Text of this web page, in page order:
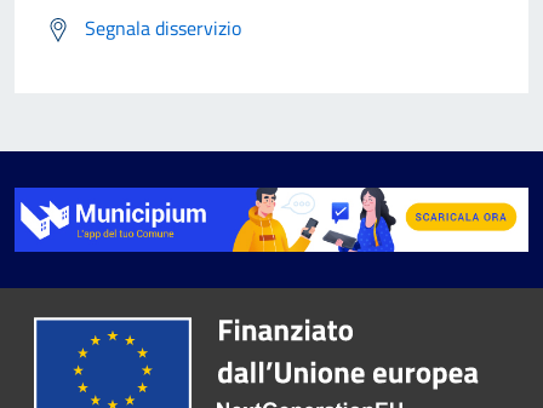
Segnala disservizio